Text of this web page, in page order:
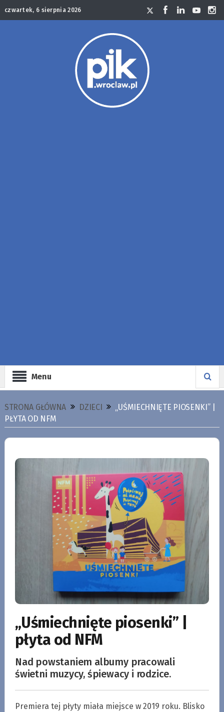
czwartek, 6 sierpnia 2026
Menu
STRONA GŁÓWNA DZIECI
„UŚMIECHNIĘTE PIOSENKI” |
PŁYTA OD NFM
„Uśmiechnięte piosenki” |
płyta od NFM
Nad powstaniem albumy pracowali
świetni muzycy, śpiewacy i rodzice.
Premiera tej płyty miała miejsce w 2019 roku. Blisko